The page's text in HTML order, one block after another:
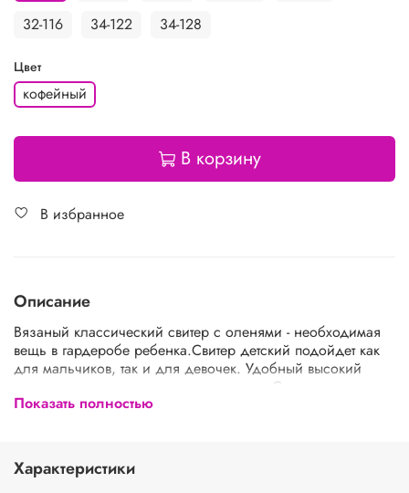
32-116
34-122 34-128
Цвет
кофейный
В корзину
В избранное
Описание
Вязаный классический свитер с оленями - необходимая
вещь в гардеробе ребенка.Свитер детский подойдет как
для мальчиков, так и для девочек. Удобный высокий
воротник хорошо защищает от холода. Свитер с горлом
комфортная и теплая вещь для носки в холодную погоду,
прекрасной идеей для подарка. Свитер вязаный
выполнен из гипоаллергенной пряжи, поэтому ребенку
Показать полностью
Характеристики